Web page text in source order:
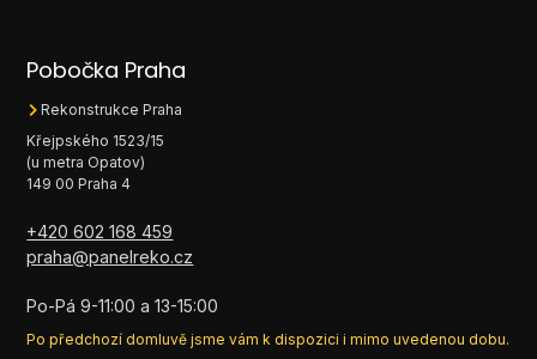
Pobočka Praha
Rekonstrukce Praha
Křejpského 1523/15
(u metra Opatov)
149 00 Praha 4
+420 602 168 459
praha@panelreko.cz
Po-Pá 9-11:00 a 13-15:00
Po předchozí domluvě jsme vám k dispozici i mimo uvedenou dobu.